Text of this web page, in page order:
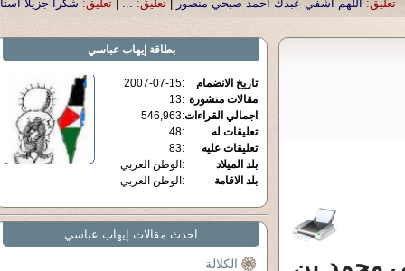
عبدك احمد صبحي منصور|تعليق: ... تعليق: شكرا جزيلا أستاذ حمد الحمد
بطاقة إيهاب عباسي
تاريخ الانضمام :
2007-07-15
مقالات منشورة :
13
اجمالي القراءات:
546,963
تعليقات له
:
48
تعليقات عليه
:
83
بلد الميلاد
: الوطن العربي
بلد الاقامة
: الوطن العربي
احدث مقالات إيهاب عباسي
الكلالة